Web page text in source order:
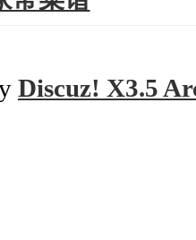
Discuz! X3.5